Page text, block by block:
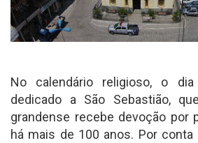
No calendário religioso, o
dedicado a São Sebastião,
grandense recebe devoção por
há mais de 100 anos. Por